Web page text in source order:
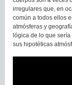
irregulares que, en
común a todos ellos
atmósferas y
lógica de lo que
sus hipotéticas